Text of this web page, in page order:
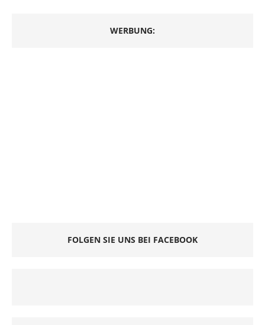
WERBUNG:
FOLGEN SIE UNS BEI FACEBOOK